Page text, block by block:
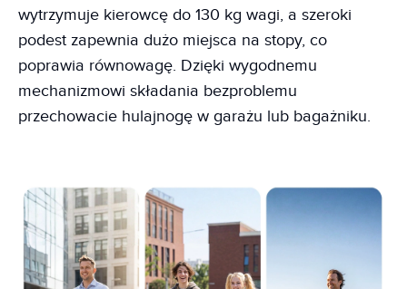
wytrzymuje kierowcę do 130 kg wagi, a szeroki
podest zapewnia dużo miejsca na stopy, co
poprawia równowagę. Dzięki wygodnemu
mechanizmowi składania bezproblemu
przechowacie hulajnogę w garażu lub bagażniku.